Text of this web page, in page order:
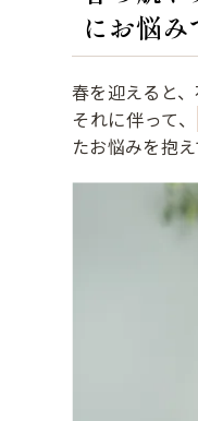
にお悩
春を迎えると
それに伴って、
たお悩みを抱